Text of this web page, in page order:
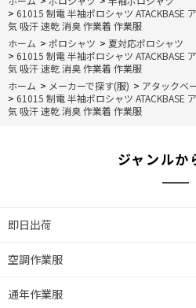
> 61015 制電 半袖ポロシャツ ATACKBASE
気 吸汗 速乾 消臭 作業着 作業服
ホーム > ポロシャツ > 夏対応ポロシャツ
> 61015 制電 半袖ポロシャツ ATACKBASE
気 吸汗 速乾 消臭 作業着 作業服
ホーム > メーカーで探す(服) > アタックベ
> 61015 制電 半袖ポロシャツ ATACKBASE
気 吸汗 速乾 消臭 作業着 作業服
ジャンルか
即日出荷
空調作業服
通年作業服